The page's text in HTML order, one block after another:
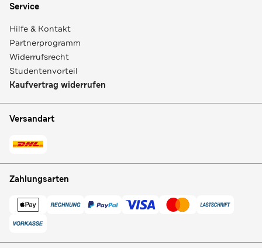
Service
Hilfe & Kontakt
Partnerprogramm
Widerrufsrecht
Studentenvorteil
Kaufvertrag widerrufen
Versandart
Zahlungsarten